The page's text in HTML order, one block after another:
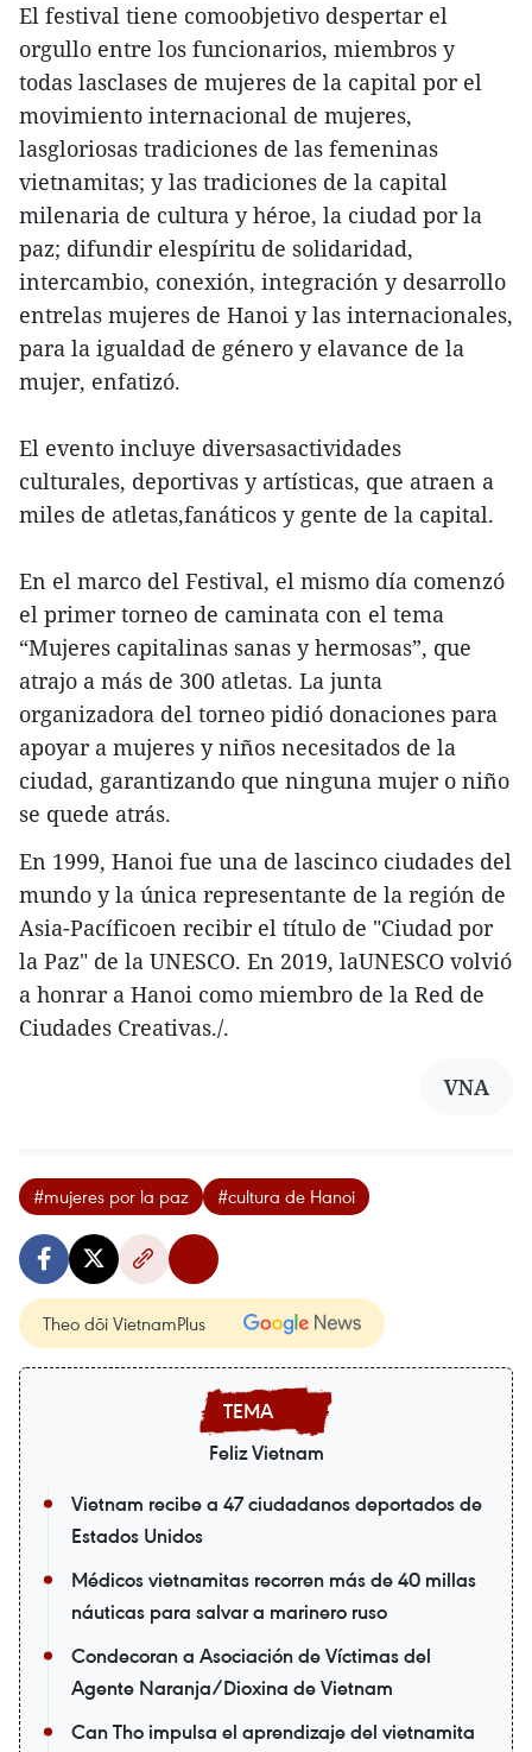
El festival tiene comoobjetivo despertar el
orgullo entre los funcionarios, miembros y
todas lasclases de mujeres de la capital por el
movimiento internacional de mujeres,
lasgloriosas tradiciones de las femeninas
vietnamitas; y las tradiciones de la capital
milenaria de cultura y héroe, la ciudad por la
paz; difundir elespíritu de solidaridad,
intercambio, conexión, integración y desarrollo
entrelas mujeres de Hanoi y las internacionales,
para la igualdad de género y elavance de la
mujer, enfatizó.
El evento incluye diversasactividades
culturales, deportivas y artísticas, que atraen a
miles de atletas,fanáticos y gente de la capital.
En el marco del Festival, el mismo día comenzó
el primer torneo de caminata con el tema
“Mujeres capitalinas sanas y hermosas”, que
atrajo a más de 300 atletas. La junta
organizadora del torneo pidió donaciones para
apoyar a mujeres y niños necesitados de la
ciudad, garantizando que ninguna mujer o niño
se quede atrás.
En 1999, Hanoi fue una de lascinco ciudades del
mundo y la única representante de la región de
Asia-Pacíficoen recibir el título de "Ciudad por
la Paz" de la UNESCO. En 2019, laUNESCO volvió
a honrar a Hanoi como miembro de la Red de
Ciudades Creativas./.
VNA
#mujeres por la paz #cultura de Hanoi
Theo dõi VietnamPlus
Feliz Vietnam
Vietnam recibe a 47 ciudadanos deportados de
Estados Unidos
Médicos vietnamitas recorren más de 40 millas
náuticas para salvar a marinero ruso
Condecoran a Asociación de Víctimas del
Agente Naranja/Dioxina de Vietnam
Can Tho impulsa el aprendizaje del vietnamita